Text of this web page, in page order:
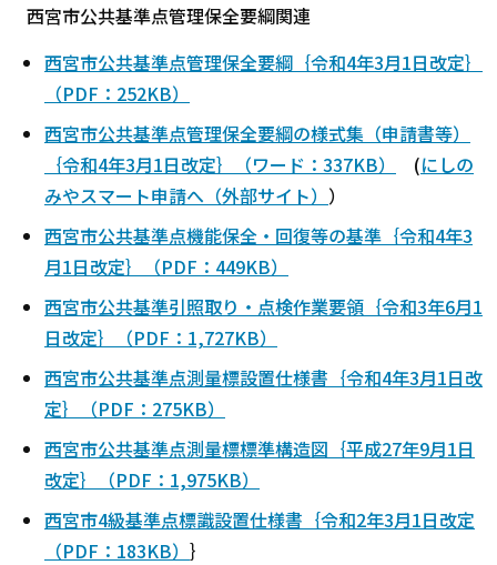
西宮市公共基準点管理保全要綱関連
西宮市公共基準点管理保全要綱｛令和4年3月1日改定｝
（PDF：252KB）
西宮市公共基準点管理保全要綱の様式集（申請書等）
｛令和4年3月1日改定｝（ワード：337KB）
(にしの
みやスマート申請へ（外部サイト） ）
西宮市公共基準点機能保全・回復等の基準｛令和4年3
月1日改定｝（PDF：449KB）
西宮市公共基準引照取り・点検作業要領｛令和3年6月1
日改定｝（PDF：1,727KB）
西宮市公共基準点測量標設置仕様書｛令和4年3月1日改
定｝（PDF：275KB）
西宮市公共基準点測量標標準構造図｛平成27年9月1日
改定｝（PDF：1,975KB）
西宮市4級基準点標識設置仕様書｛令和2年3月1日改定
（PDF：183KB） ｝